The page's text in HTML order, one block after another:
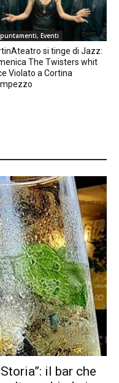
Eventi
si tinge di Jazz:
The Twisters whit
Violato a Cortina
il bar che